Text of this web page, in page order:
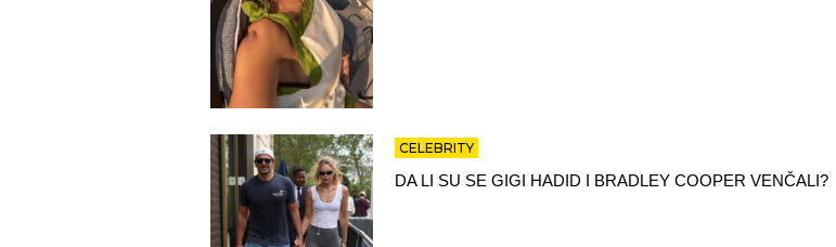
CELEBRITY
DA LI SU SE GIGI HADID I BRADLEY COOPER VENČALI?